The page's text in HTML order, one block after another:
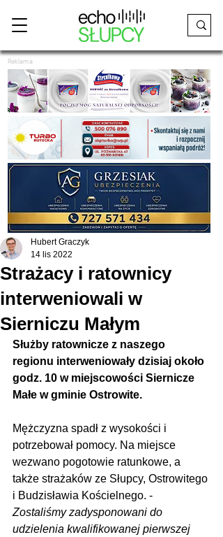
Reklama
Strażacy i ratownicy
interweniowali w
Sierniczu Małym
Hubert Graczyk
14 lis 2022
Służby ratownicze z naszego
regionu interweniowały dzisiaj około
godz. 10 w miejscowości Siernicze
Małe w gminie Ostrowite.
Mężczyzna spadł z wysokości i
potrzebował pomocy. Na miejsce
wezwano pogotowie ratunkowe, a
także strażaków ze Słupcy, Ostrowitego
i Budzisławia Kościelnego. -
Zostaliśmy zadysponowani do
udzielenia kwalifikowanej pierwszej